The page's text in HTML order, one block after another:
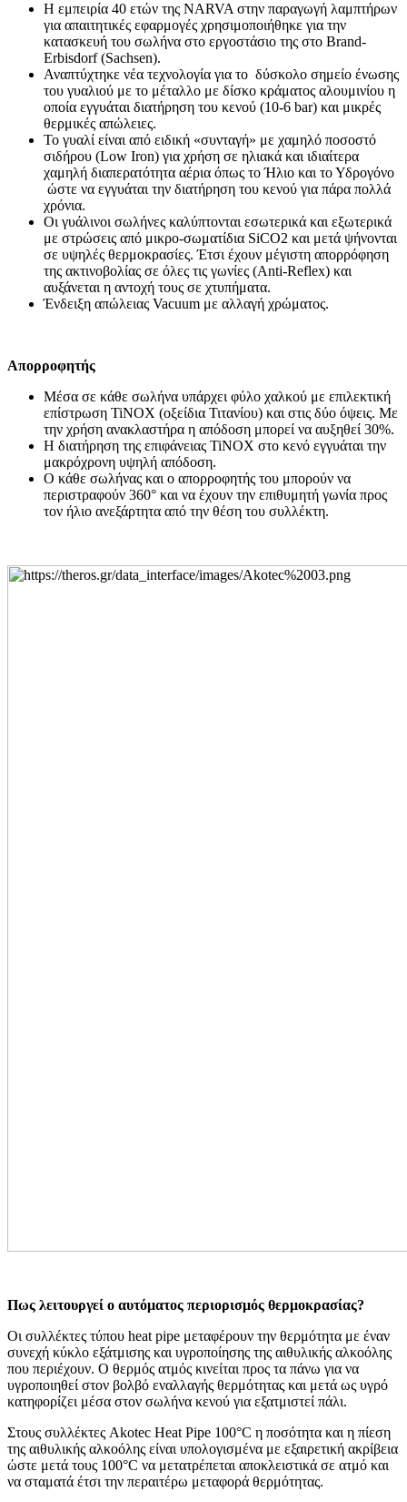
Η εμπειρία 40 ετών της NARVA στην παραγωγή λαμπτήρων
για απαιτητικές εφαρμογές χρησιμοποιήθηκε για την
κατασκευή του σωλήνα στο εργοστάσιο της στο Brand-
Erbisdorf (Sachsen).
Αναπτύχτηκε νέα τεχνολογία για το δύσκολο σημείο ένωσης
του γυαλιού με το μέταλλο με δίσκο κράματος αλουμινίου η
οποία εγγυάται διατήρηση του κενού (10-6 bar) και μικρές
θερμικές απώλειες.
Το γυαλί είναι από ειδική «συνταγή» με χαμηλό ποσοστό
σιδήρου (Low Iron) για χρήση σε ηλιακά και ιδιαίτερα
χαμηλή διαπερατότητα αέρια όπως το Ήλιο και το Υδρογόνο
ώστε να εγγυάται την διατήρηση του κενού για πάρα πολλά
χρόνια.
Οι γυάλινοι σωλήνες καλύπτονται εσωτερικά και εξωτερικά
με στρώσεις από μικρο-σωματίδια SiCO2 και μετά ψήνονται
σε υψηλές θερμοκρασίες. Έτσι έχουν μέγιστη απορρόφηση
της ακτινοβολίας σε όλες τις γωνίες (Anti-Reflex) και
αυξάνεται η αντοχή τους σε χτυπήματα.
Ένδειξη απώλειας Vacuum με αλλαγή χρώματος.
Απορροφητής
Μέσα σε κάθε σωλήνα υπάρχει φύλο χαλκού με επιλεκτική
επίστρωση TiNOX (οξείδια Τιτανίου) και στις δύο όψεις. Με
την χρήση ανακλαστήρα η απόδοση μπορεί να αυξηθεί 30%.
Η διατήρηση της επιφάνειας TiNOX στο κενό εγγυάται την
μακρόχρονη υψηλή απόδοση.
Ο κάθε σωλήνας και ο απορροφητής του μπορούν να
περιστραφούν 360° και να έχουν την επιθυμητή γωνία προς
τον ήλιο ανεξάρτητα από την θέση του συλλέκτη.
Πως λειτουργεί ο αυτόματος περιορισμός θερμοκρασίας?
Οι συλλέκτες τύπου heat pipe μεταφέρουν την θερμότητα με έναν
συνεχή κύκλο εξάτμισης και υγροποίησης της αιθυλικής αλκοόλης
που περιέχουν. Ο θερμός ατμός κινείται προς τα πάνω για να
υγροποιηθεί στον βολβό εναλλαγής θερμότητας και μετά ως υγρό
κατηφορίζει μέσα στον σωλήνα κενού για εξατμιστεί πάλι.
Στους συλλέκτες Akotec Heat Pipe 100°C η ποσότητα και η πίεση
της αιθυλικής αλκοόλης είναι υπολογισμένα με εξαιρετική ακρίβεια
ώστε μετά τους 100°C να μετατρέπεται αποκλειστικά σε ατμό και
να σταματά έτσι την περαιτέρω μεταφορά θερμότητας.